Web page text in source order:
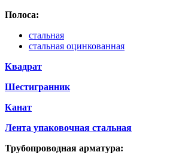
Полоса:
стальная
стальная оцинкованная
Квадрат
Шестигранник
Канат
Лента упаковочная стальная
Трубопроводная арматура: